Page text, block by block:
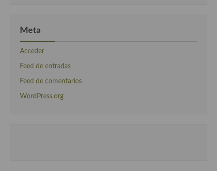
Meta
Acceder
Feed de entradas
Feed de comentarios
WordPress.org